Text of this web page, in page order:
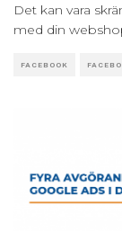
Det kan vara
med din
FACEBOOK